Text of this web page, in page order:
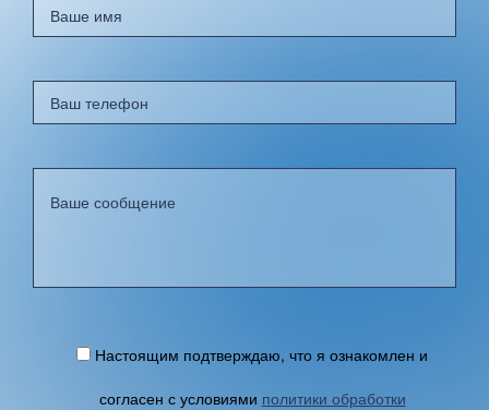
Настоящим подтверждаю, что я ознакомлен и
согласен с условиями политики обработки